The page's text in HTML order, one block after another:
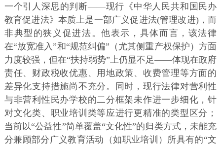
一个引人深思的判断——现行《中华人民共和国民办
教育促进法》本质上是一部广义促进法(管理改进)，而
非典型的狭义促进法。他表示，具体而言，该法律
在“放宽准入”和“规范纠偏”（尤其侧重产权保护）方面
力度较强，但在“扶持弱势”上仍显不足——体现在政府
责任、财政税收优惠、用地政策、收费管理等方面的
差异化支持措施尚不充分。同时，现行法律对营利性
与非营利性民办学校的二分框架未作进一步细化，针
对文化类、职业培训类等应进行更精准的类型区分；
当前以“公益性”简单覆盖“文化性”的归类方式，未能充
分兼顾部分广义教育活动（如职业培训）所具有的“文